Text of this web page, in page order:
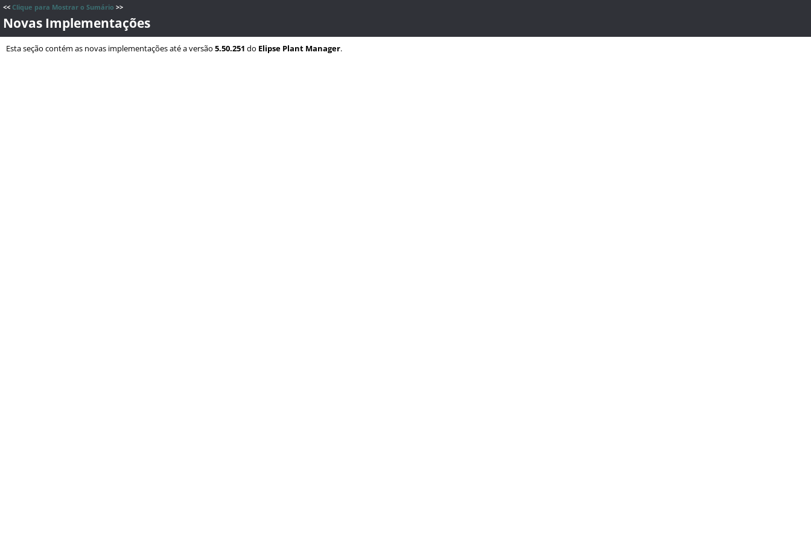
<< Clique para Mostrar o Sumário >>
Novas Implementações
Esta seção contém as novas implementações até a versão 5.50.251 do Elipse Plant Manager.